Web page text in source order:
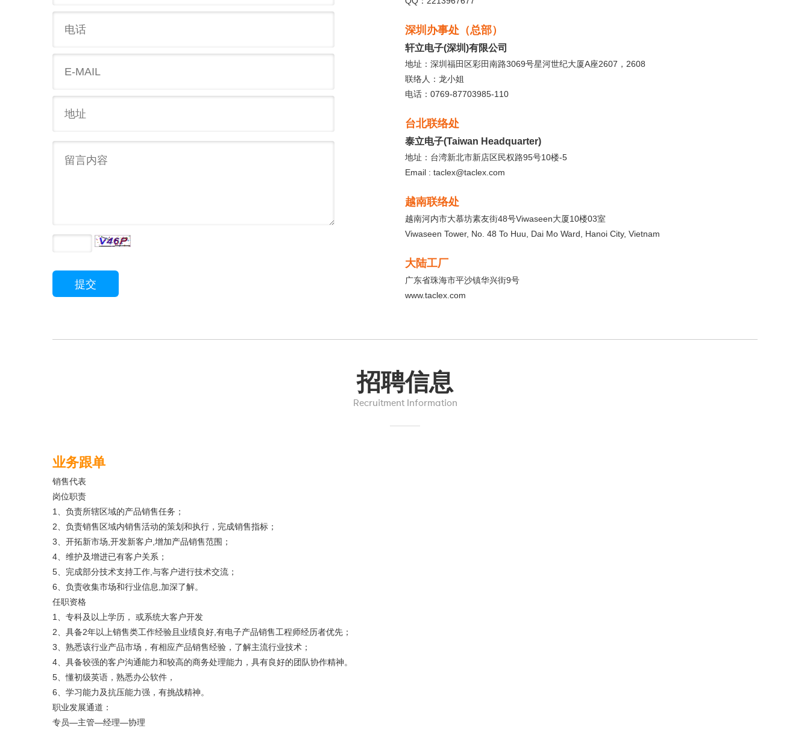
深圳办事处（总部）
轩立电子(深圳)有限公司
地址：深圳福田区彩田南路3069号星河世纪大厦A座2607，2608
联络人：龙小姐
电话：0769-87703985-110
台北联络处
泰立电子(Taiwan Headquarter)
地址：台湾新北市新店区民权路95号10楼-5
Email : taclex@taclex.com
越南联络处
越南河内市大慕坊素友街48号Viwaseen大厦10楼03室
Viwaseen Tower, No. 48 To Huu, Dai Mo Ward, Hanoi City, Vietnam
大陆工厂
广东省珠海市平沙镇华兴街9号
www.taclex.com
招聘信息
Recruitment Information
业务跟单
销售代表
岗位职责
1、负责所辖区域的产品销售任务；
2、负责销售区域内销售活动的策划和执行，完成销售指标；
3、开拓新市场,开发新客户,增加产品销售范围；
4、维护及增进已有客户关系；
5、完成部分技术支持工作,与客户进行技术交流；
6、负责收集市场和行业信息,加深了解。
任职资格
1、专科及以上学历， 或系统大客户开发
2、具备2年以上销售类工作经验且业绩良好,有电子产品销售工程师经历者优先；
3、熟悉该行业产品市场，有相应产品销售经验，了解主流行业技术；
4、具备较强的客户沟通能力和较高的商务处理能力，具有良好的团队协作精神。
5、懂初级英语，熟悉办公软件，
6、学习能力及抗压能力强，有挑战精神。
职业发展通道：
专员—主管—经理—协理